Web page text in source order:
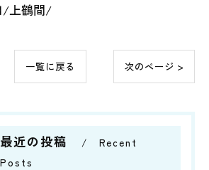
/上鶴間/
一覧に戻る 次のページ >
最近の投稿
Recent
Posts